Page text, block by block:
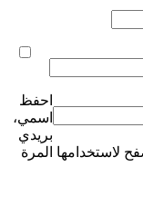
احفظ
اسمي،
بريدي
لاستخدامها المرة